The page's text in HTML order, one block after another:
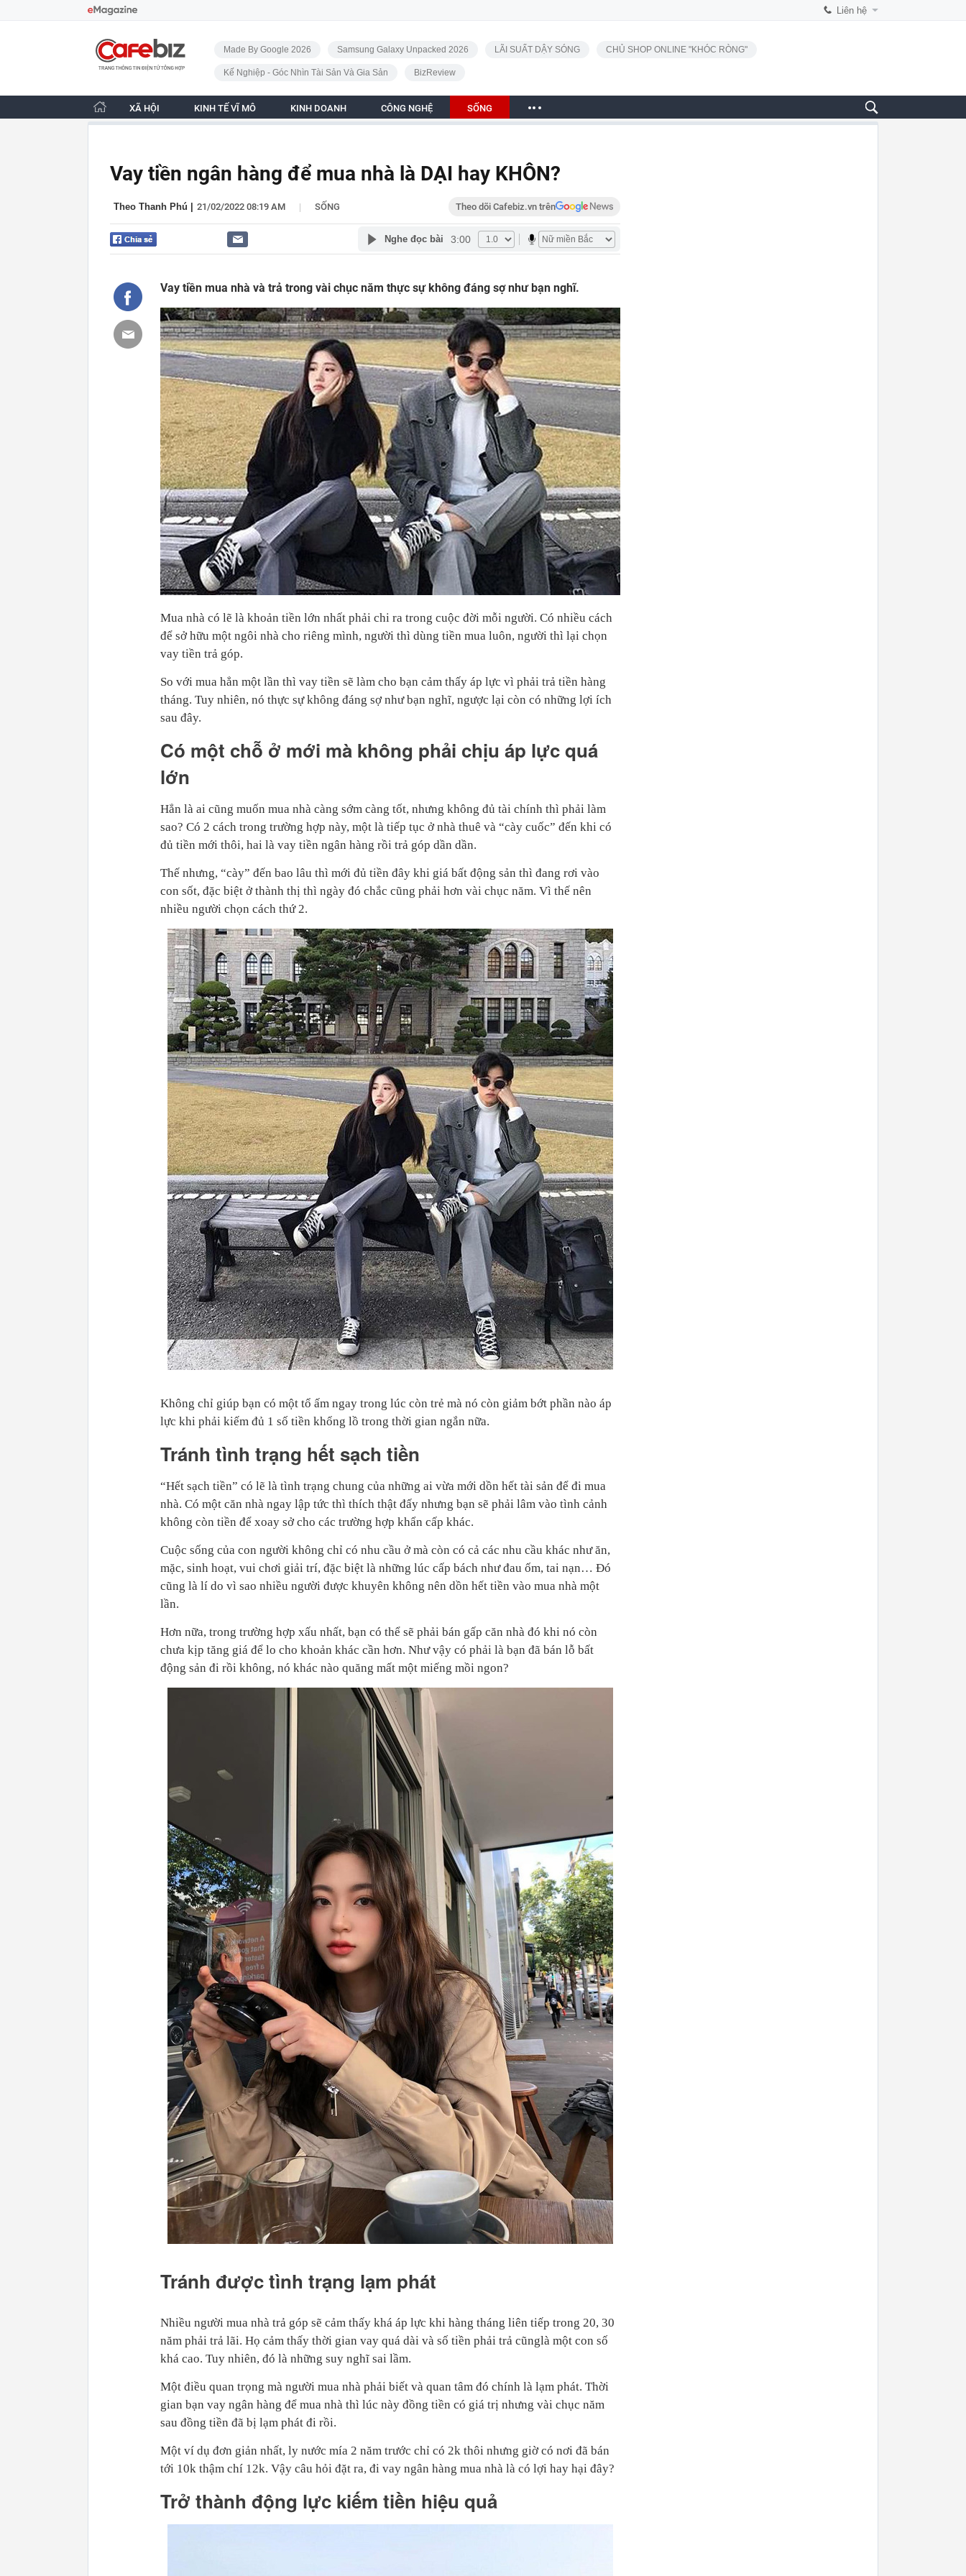
Liên hệ
CafeBiz - Trang chủ
Made By Google 2026 Samsung Galaxy Unpacked 2026 LÃI SUẤT DẬY SÓNG CHỦ SHOP ONLINE "KHÓC RÒNG"
Kế Nghiệp - Góc Nhìn Tài Sản Và Gia Sản BizReview
XÃ HỘI KINH TẾ VĨ MÔ KINH DOANH CÔNG NGHỆ SỐNG
Vay tiền ngân hàng để mua nhà là DẠI hay KHÔN?
Theo Thanh Phú 21/02/2022 08:19 AM | SỐNG Theo dõi Cafebiz.vn trên
Nghe đọc bài 3:00
Vay tiền mua nhà và trả trong vài chục năm thực sự không đáng sợ như bạn nghĩ.
Mua nhà có lẽ là khoản tiền lớn nhất phải chi ra trong cuộc đời mỗi người. Có nhiều cách
để sở hữu một ngôi nhà cho riêng mình, người thì dùng tiền mua luôn, người thì lại chọn
vay tiền trả góp.
So với mua hẳn một lần thì vay tiền sẽ làm cho bạn cảm thấy áp lực vì phải trả tiền hàng
tháng. Tuy nhiên, nó thực sự không đáng sợ như bạn nghĩ, ngược lại còn có những lợi ích
sau đây.
Có một chỗ ở mới mà không phải chịu áp lực quá
lớn
Hẳn là ai cũng muốn mua nhà càng sớm càng tốt, nhưng không đủ tài chính thì phải làm
sao? Có 2 cách trong trường hợp này, một là tiếp tục ở nhà thuê và “cày cuốc” đến khi có
đủ tiền mới thôi, hai là vay tiền ngân hàng rồi trả góp dần dần.
Thế nhưng, “cày” đến bao lâu thì mới đủ tiền đây khi giá bất động sản thì đang rơi vào
con sốt, đặc biệt ở thành thị thì ngày đó chắc cũng phải hơn vài chục năm. Vì thế nên
nhiều người chọn cách thứ 2.
Không chỉ giúp bạn có một tổ ấm ngay trong lúc còn trẻ mà nó còn giảm bớt phần nào áp
lực khi phải kiếm đủ 1 số tiền khổng lồ trong thời gian ngắn nữa.
Tránh tình trạng hết sạch tiền
“Hết sạch tiền” có lẽ là tình trạng chung của những ai vừa mới dồn hết tài sản để đi mua
nhà. Có một căn nhà ngay lập tức thì thích thật đấy nhưng bạn sẽ phải lâm vào tình cảnh
không còn tiền để xoay sở cho các trường hợp khẩn cấp khác.
Cuộc sống của con người không chỉ có nhu cầu ở mà còn có cả các nhu cầu khác như ăn,
mặc, sinh hoạt, vui chơi giải trí, đặc biệt là những lúc cấp bách như đau ốm, tai nạn… Đó
cũng là lí do vì sao nhiều người được khuyên không nên dồn hết tiền vào mua nhà một
lần.
Hơn nữa, trong trường hợp xấu nhất, bạn có thể sẽ phải bán gấp căn nhà đó khi nó còn
chưa kịp tăng giá để lo cho khoản khác cần hơn. Như vậy có phải là bạn đã bán lỗ bất
động sản đi rồi không, nó khác nào quăng mất một miếng mồi ngon?
Tránh được tình trạng lạm phát
Nhiều người mua nhà trả góp sẽ cảm thấy khá áp lực khi hàng tháng liên tiếp trong 20, 30
năm phải trả lãi. Họ cảm thấy thời gian vay quá dài và số tiền phải trả cũnglà một con số
khá cao. Tuy nhiên, đó là những suy nghĩ sai lầm.
Một điều quan trọng mà người mua nhà phải biết và quan tâm đó chính là lạm phát. Thời
gian bạn vay ngân hàng để mua nhà thì lúc này đồng tiền có giá trị nhưng vài chục năm
sau đồng tiền đã bị lạm phát đi rồi.
Một ví dụ đơn giản nhất, ly nước mía 2 năm trước chỉ có 2k thôi nhưng giờ có nơi đã bán
tới 10k thậm chí 12k. Vậy câu hỏi đặt ra, đi vay ngân hàng mua nhà là có lợi hay hại đây?
Trở thành động lực kiếm tiền hiệu quả